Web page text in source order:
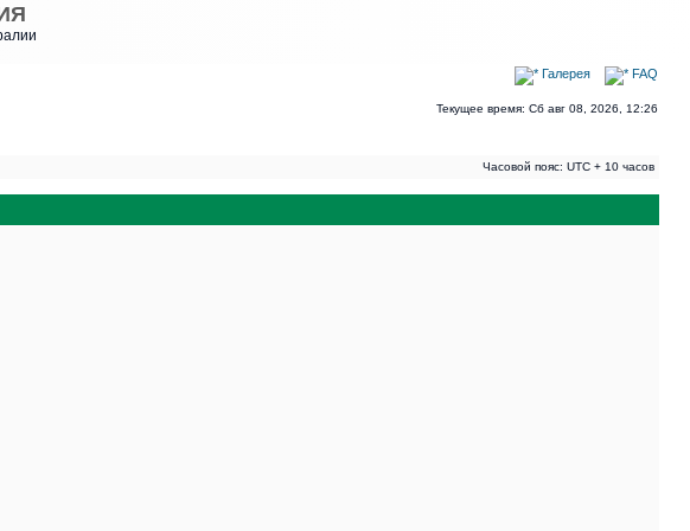
Галерея FAQ
Текущее время: Сб авг 08, 2026, 12:26
Часовой пояс: UTC + 10 часов